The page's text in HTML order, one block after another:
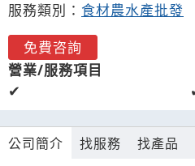
服務類別： 食材農水產批發
免費咨詢
營業/服務項目
公司簡介 找服務 找產品